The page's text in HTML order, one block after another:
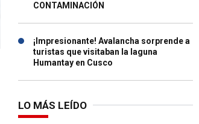
CONTAMINACIÓN
¡Impresionante! Avalancha sorprende a
turistas que visitaban la laguna
Humantay en Cusco
LO MÁS LEÍDO